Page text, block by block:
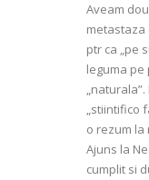
Aveam
metastaza
ptr ca „pe
leguma pe
„stiintifico
o rezum la
Ajuns la
cumplit si